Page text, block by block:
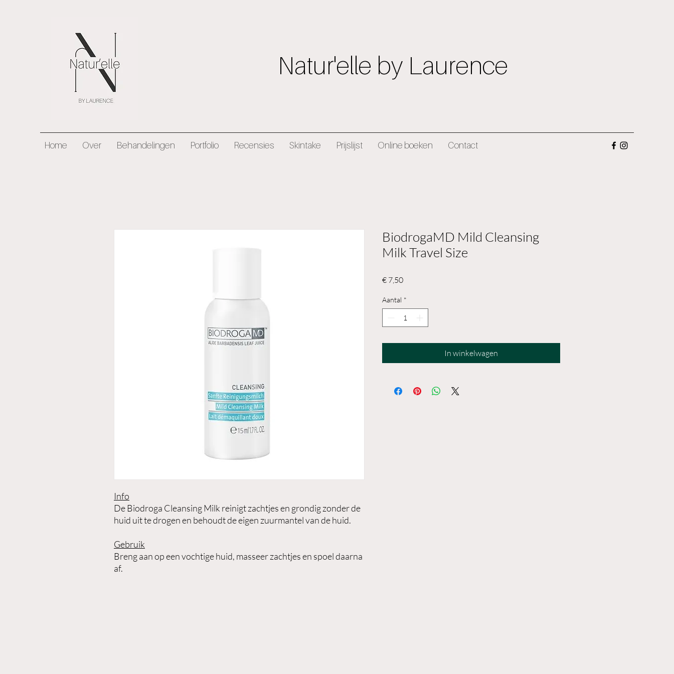
Natur'elle by Laurence
Home Over Behandelingen Portfolio Recensies Skintake Prijslijst Online boeken Contact
Info
De Biodroga Cleansing Milk reinigt zachtjes en grondig zonder de
huid uit te drogen en behoudt de eigen zuurmantel van de huid.
Gebruik
Breng aan op een vochtige huid, masseer zachtjes en spoel daarna
af.
BiodrogaMD Mild Cleansing
Milk Travel Size
€ 7,50Prijs
Aantal *
In winkelwagen